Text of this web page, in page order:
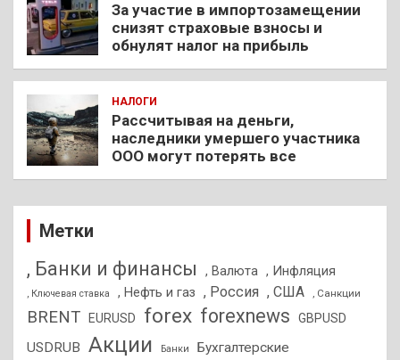
За участие в импортозамещении
снизят страховые взносы и
обнулят налог на прибыль
НАЛОГИ
Рассчитывая на деньги,
наследники умершего участника
ООО могут потерять все
Метки
, Банки и финансы , Валюта , Инфляция
, Ключевая ставка , Нефть и газ , Россия , США , Санкции
BRENT EURUSD forex forexnews GBPUSD
USDRUB Акции Банки
Бухгалтерские